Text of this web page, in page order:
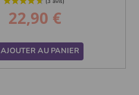
Prix
22,90 €
AJOUTER AU PANIER